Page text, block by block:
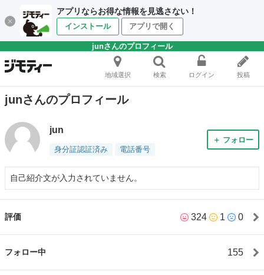
アプリならお得な情報を見逃さない！
インストール アプリで開く
junさんのプロフィール
地域選択 検索 ログイン 投稿
junさんのプロフィール
jun
身分証認証済み 電話番号
＋ フォロー
自己紹介文が入力されていません。
評価 324 1 0
フォロー中 155